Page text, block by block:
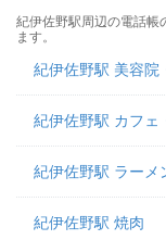
紀伊佐野駅周辺の電話帳
ます。
紀伊佐野駅 美容院
紀伊佐野駅 カフェ
紀伊佐野駅 ラーメ
紀伊佐野駅 焼肉